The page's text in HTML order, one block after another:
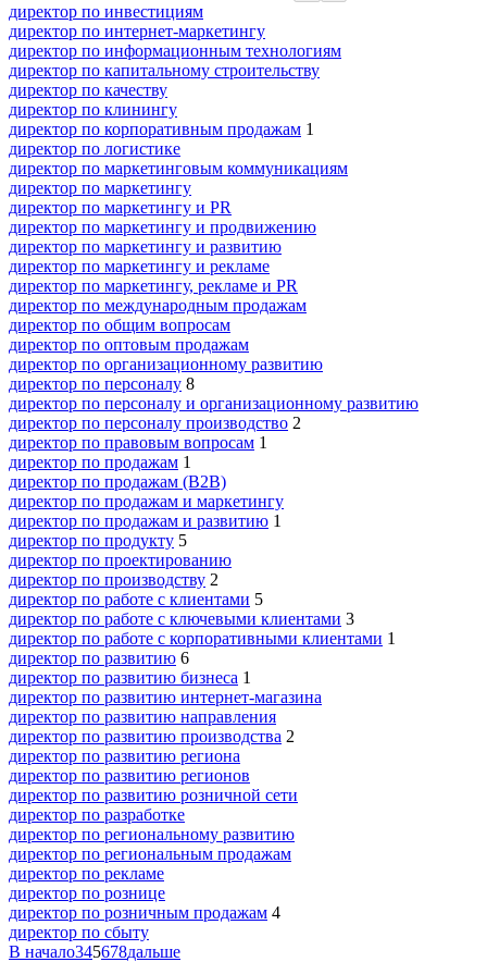
директор по инвестициям
директор по интернет-маркетингу
директор по информационным технологиям
директор по капитальному строительству
директор по качеству
директор по клинингу
директор по корпоративным продажам 1
директор по логистике
директор по маркетинговым коммуникациям
директор по маркетингу
директор по маркетингу и PR
директор по маркетингу и продвижению
директор по маркетингу и развитию
директор по маркетингу и рекламе
директор по маркетингу, рекламе и PR
директор по международным продажам
директор по общим вопросам
директор по оптовым продажам
директор по организационному развитию
директор по персоналу 8
директор по персоналу и организационному развитию
директор по персоналу производство 2
директор по правовым вопросам 1
директор по продажам 1
директор по продажам (B2B)
директор по продажам и маркетингу
директор по продажам и развитию 1
директор по продукту 5
директор по проектированию
директор по производству 2
директор по работе с клиентами 5
директор по работе с ключевыми клиентами 3
директор по работе с корпоративными клиентами 1
директор по развитию 6
директор по развитию бизнеса 1
директор по развитию интернет-магазина
директор по развитию направления
директор по развитию производства 2
директор по развитию региона
директор по развитию регионов
директор по развитию розничной сети
директор по разработке
директор по региональному развитию
директор по региональным продажам
директор по рекламе
директор по рознице
директор по розничным продажам 4
директор по сбыту
В начало345678дальше